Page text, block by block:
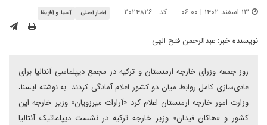
کد : ۲۰۲۴۸۲۶ اخبار اصلی آسیا و آفریقا
نویسنده خبر: عبدالرحمن فتح الهی
روز جمعه وزرای خارجه ارمنستان و ترکیه در مجمع دیپلماسی آنتالیا برای
عادی‌سازی کامل روابط میان دو کشور اعلام آمادگی کردند. به نوشته ایسنا،
وزارت امور خارجه ارمنستان اعلام کرد «آرارات میرزویان» وزیر خارجه این
کشور و «هاکان فیدان» وزیر خارجه ترکیه در نشست دیپلماتیک آنتالیا